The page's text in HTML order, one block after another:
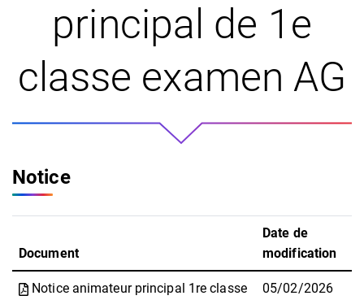
principal de 1e
classe examen AG
Notice
Document
Date de
modification
Notice animateur principal 1re classe
05/02/2026